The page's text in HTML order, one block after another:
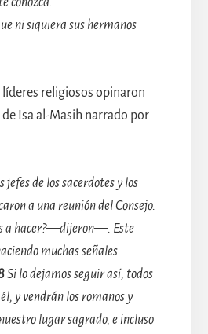
ni siquiera sus hermanos
líderes religiosos opinaron
Isa al-Masih narrado por
jefes de los sacerdotes y los
a una reunión del Consejo.
a hacer?—dijeron—. Este
muchas señales
Si lo dejamos seguir así, todos
y vendrán los romanos y
lugar sagrado, e incluso